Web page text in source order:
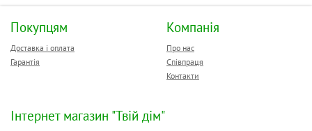
Покупцям
Доставка і оплата
Гарантія
Компанія
Про нас
Співпраця
Контакти
Інтернет магазин "Твій дім"